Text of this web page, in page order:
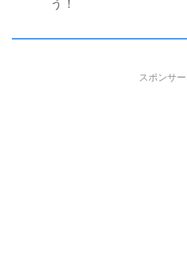
う！
スポンサ